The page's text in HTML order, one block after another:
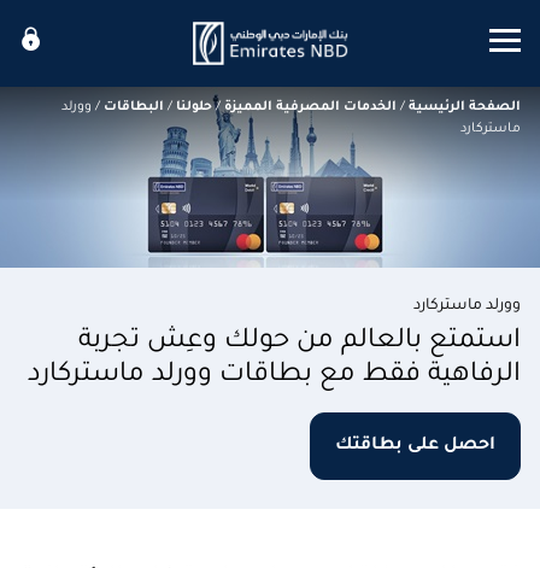
Mobile menu
الصفحة الرئيسية / الخدمات المصرفية المميزة /حلولنا / البطاقات / وورلد
ماستركارد
وورلد ماستركارد
استمتع بالعالم من حولك وعِش تجربة
الرفاهية فقط مع بطاقات وورلد ماستركارد
احصل على بطاقتك